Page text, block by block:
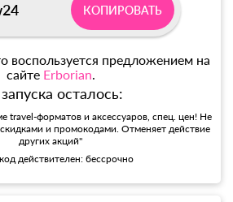
КОПИРОВАТЬ
воспользуется предложением на
сайте Erborian.
осталось:
travel-форматов и аксессуаров, спец. цен! Не
и промокодами. Отменяет действие
других акций"
действителен: бессрочно